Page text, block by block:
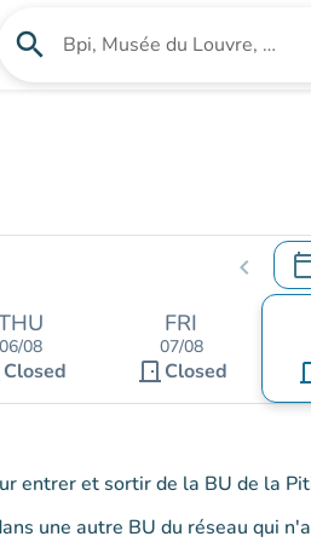
search Search for an institution
chevron_left .
06/08
Closed
FRI
07/08
door_front Closed
entrer et sortir de la BU de la
une autre BU du réseau qui